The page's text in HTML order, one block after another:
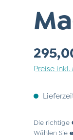
Regulärer
Preise inkl.
Die richtige
Wählen Sie